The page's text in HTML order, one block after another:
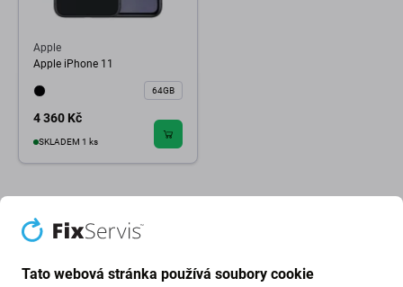
Apple
Apple iPhone 11
64GB
4 360 Kč
SKLADEM 1 ks
Tato webová stránka používá soubory cookie